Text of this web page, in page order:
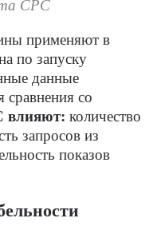
CPC
применяют в
по запуску
данные
сравнения со
влияют: количество
запросов из
показов